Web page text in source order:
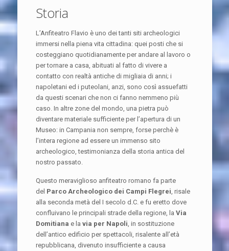
Storia
L’Anfiteatro Flavio è uno dei tanti siti archeologici
immersi nella piena vita cittadina: quei posti che si
costeggiano quotidianamente per andare al lavoro o
per tornare a casa, abituati al fatto di vivere a
contatto con realtà antiche di migliaia di anni; i
napoletani ed i puteolani, anzi, sono così assuefatti
da questi scenari che non ci fanno nemmeno più
caso. In altre zone del mondo, una pietra può
diventare materiale sufficiente per l’apertura di un
Museo: in Campania non sempre, forse perchè è
l’intera regione ad essere un immenso sito
archeologico, testimonianza della storia antica del
nostro passato.
Questo meraviglioso anfiteatro romano fa parte
del Parco Archeologico dei Campi Flegrei , risale
alla seconda metà del I secolo d.C. e fu eretto dove
confluivano le principali strade della regione, la Via
Domitiana e la via per Napoli , in sostituzione
dell’antico edificio per spettacoli, risalente all’età
repubblicana, divenuto insufficiente a causa